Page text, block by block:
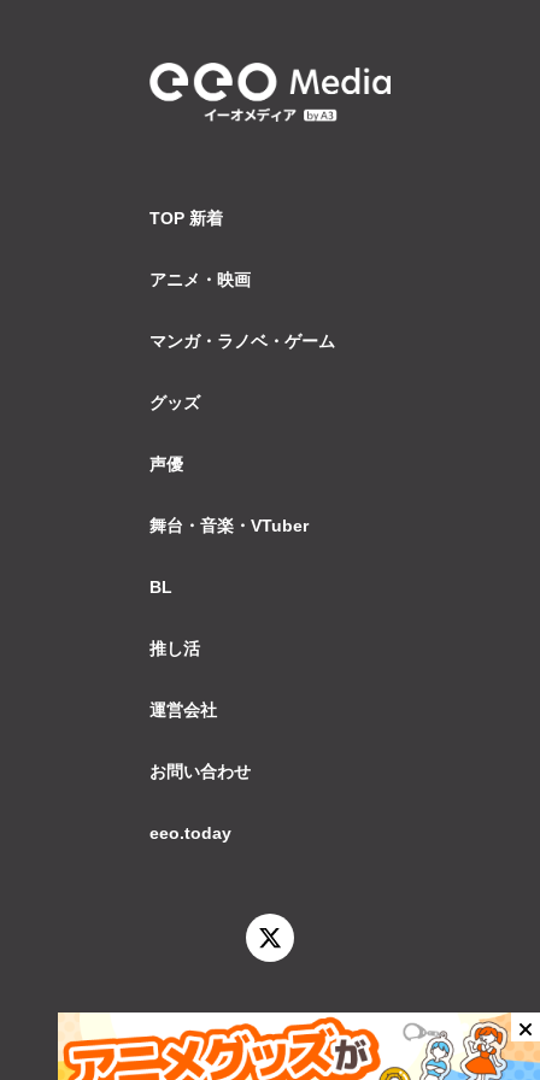
TOP 新着
アニメ・映画
マンガ・ラノベ・ゲーム
グッズ
声優
舞台・音楽・VTuber
BL
推し活
運営会社
お問い合わせ
eeo.today
© 2026 eeo.today